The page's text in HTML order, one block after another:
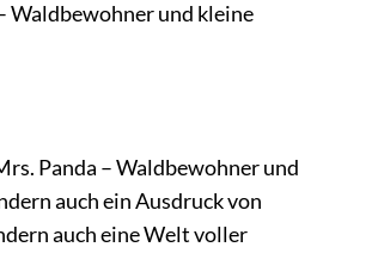
Waldbewohner und kleine
Panda – Waldbewohner und
auch ein Ausdruck von
auch eine Welt voller